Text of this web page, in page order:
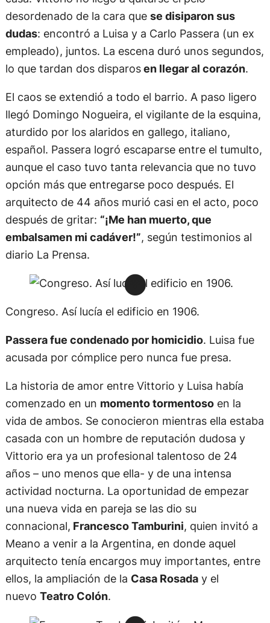
desordenado de la cara que se disiparon sus
dudas: encontró a Luisa y a Carlo Passera (un ex
empleado), juntos. La escena duró unos segundos,
lo que tardan dos disparosen llegar al corazón.
El caos se extendió a todo el barrio. A paso ligero
llegó Domingo Nogueira, el vigilante de la esquina,
aturdido por los alaridos en gallego, italiano,
español. Passera logró escaparse entre el tumulto,
aunque el caso tuvo tanta relevancia que no tuvo
opción más que entregarse poco después. El
arquitecto de 44 años murió casi en el acto, poco
después de gritar: “¡Me han muerto, que
embalsamen mi cadáver!”, según testimonios al
diario La Prensa.
Congreso. Así lucía el edificio en 1906.
Passera fue condenado por homicidio. Luisa fue
acusada por cómplice pero nunca fue presa.
La historia de amor entre Vittorio y Luisa había
comenzado en un momento tormentosoen la
vida de ambos. Se conocieron mientras ella estaba
casada con un hombre de reputación dudosa y
Vittorio era ya un profesional talentoso de 24
años – uno menos que ella- y de una intensa
actividad nocturna. La oportunidad de empezar
una nueva vida en pareja se las dio su
connacional, Francesco Tamburini, quien invitó a
Meano a venir a la Argentina, en donde aquel
arquitecto tenía encargos muy importantes, entre
ellos, la ampliación de la Casa Rosaday el
nuevo Teatro Colón.